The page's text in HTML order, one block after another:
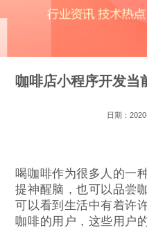
咖啡店小程序开发当
日期：
喝咖啡作为很多人的一
提神醒脑，也可以品尝
可以看到生活中有着许
咖啡的用户，这些用户